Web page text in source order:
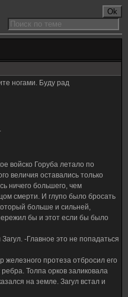
ногами. Буду рад
войско Горуба летало по
величия оставались только
ничего большего, чем
смерти. И глупо было бросать
больше и сильней,
бы и этот если бы было
-Главное это не попадаться
железного протеза отбросил его
Толпа орков заликовала
на земле. Загул встал и